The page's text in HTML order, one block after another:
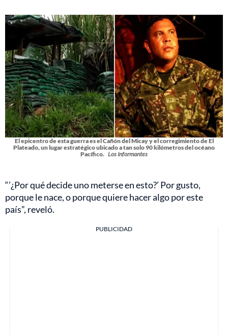
El epicentro de esta guerra es el Cañón del Micay y el corregimiento de El
Plateado, un lugar estratégico ubicado a tan solo 90 kilómetros del océano
Pacífico. Los Informantes
“’¿Por qué decide uno meterse en esto?’ Por gusto,
porque le nace, o porque quiere hacer algo por este
país”, reveló.
PUBLICIDAD